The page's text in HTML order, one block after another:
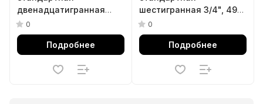
двенадцатигранная
1/4", 5 мм KING TONY
233005M
0
Подробнее
шестигранная 3/4", 49
мм KING TONY 633549M
0
Подробнее